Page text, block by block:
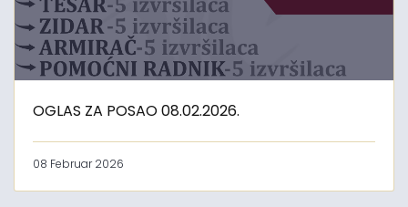
OGLAS ZA POSAO 08.02.2026.
08 Februar 2026